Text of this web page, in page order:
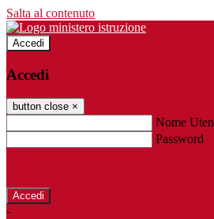
Salta al contenuto
Accedi
Accedi
button close ×
Nome
Password
-